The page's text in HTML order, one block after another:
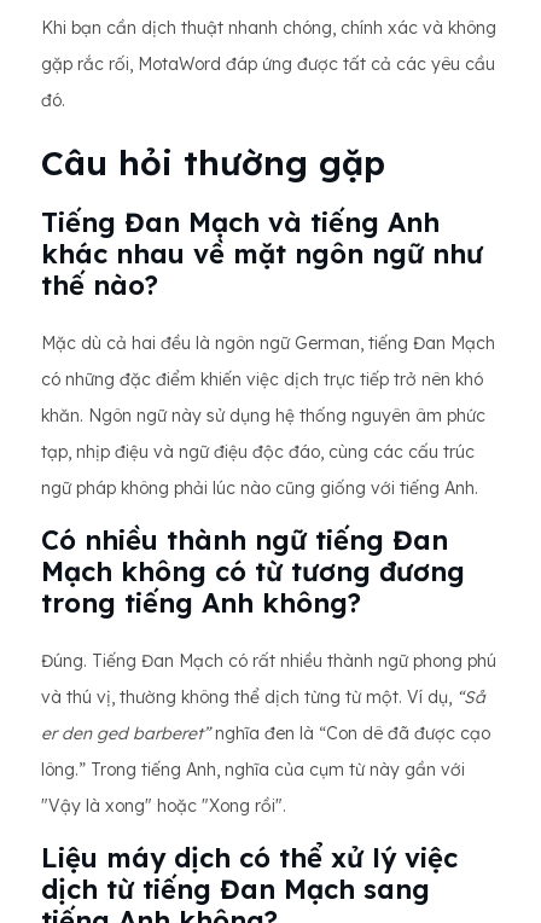
Khi bạn cần dịch thuật nhanh chóng, chính xác và không
gặp rắc rối, MotaWord đáp ứng được tất cả các yêu cầu
đó.
Câu hỏi thường gặp
Tiếng Đan Mạch và tiếng Anh
khác nhau về mặt ngôn ngữ như
thế nào?
Mặc dù cả hai đều là ngôn ngữ German, tiếng Đan Mạch
có những đặc điểm khiến việc dịch trực tiếp trở nên khó
khăn. Ngôn ngữ này sử dụng hệ thống nguyên âm phức
tạp, nhịp điệu và ngữ điệu độc đáo, cùng các cấu trúc
ngữ pháp không phải lúc nào cũng giống với tiếng Anh.
Có nhiều thành ngữ tiếng Đan
Mạch không có từ tương đương
trong tiếng Anh không?
Đúng. Tiếng Đan Mạch có rất nhiều thành ngữ phong phú
và thú vị, thường không thể dịch từng từ một. Ví dụ, “Så
er den ged barberet”nghĩa đen là “Con dê đã được cạo
lông.” Trong tiếng Anh, nghĩa của cụm từ này gần với
"Vậy là xong" hoặc "Xong rồi".
Liệu máy dịch có thể xử lý việc
dịch từ tiếng Đan Mạch sang